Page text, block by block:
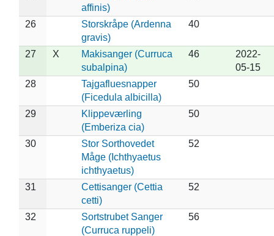
affinis)
26
Storskråpe (Ardenna
gravis)
40
27 X
Makisanger (Curruca
subalpina)
46
2022-
05-15
28
Tajgafluesnapper
(Ficedula albicilla)
50
29
Klippeværling
(Emberiza cia)
50
30
Stor Sorthovedet
Måge (Ichthyaetus
ichthyaetus)
52
31
Cettisanger (Cettia
cetti)
52
32
Sortstrubet Sanger
(Curruca ruppeli)
56